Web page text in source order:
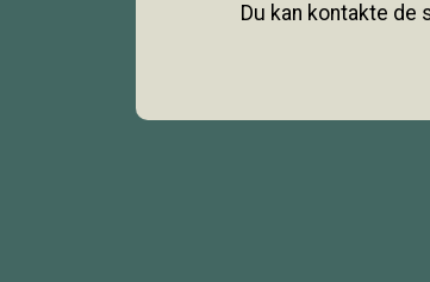
Du kan kontakte de